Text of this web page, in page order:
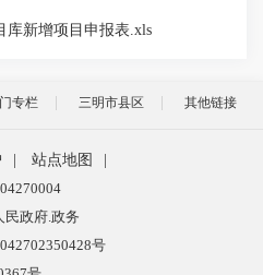
库新增项目申报表.xls
专栏 三明市县区 其他链接
站点地图
民政府.政务
号